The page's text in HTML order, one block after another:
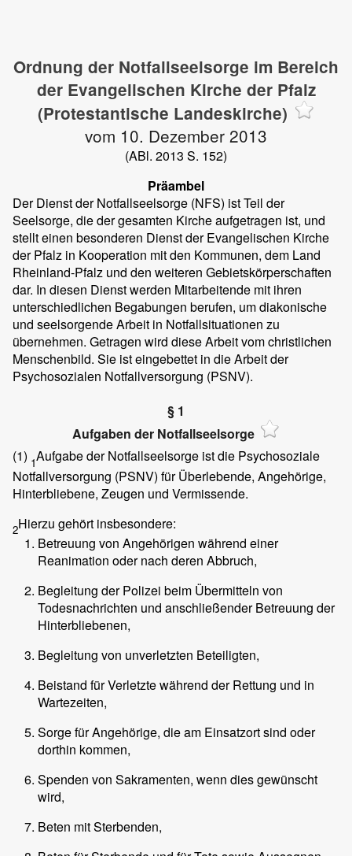
Ordnung der Notfallseelsorge im Bereich
der Evangelischen Kirche der Pfalz
(Protestantische Landeskirche)
vom 10. Dezember 2013
(ABl. 2013 S. 152)
Präambel
Der Dienst der Notfallseelsorge (NFS) ist Teil der
Seelsorge, die der gesamten Kirche aufgetragen ist, und
stellt einen besonderen Dienst der Evangelischen Kirche
der Pfalz in Kooperation mit den Kommunen, dem Land
Rheinland-Pfalz und den weiteren Gebietskörperschaften
dar. In diesen Dienst werden Mitarbeitende mit ihren
unterschiedlichen Begabungen berufen, um diakonische
und seelsorgende Arbeit in Notfallsituationen zu
übernehmen. Getragen wird diese Arbeit vom christlichen
Menschenbild. Sie ist eingebettet in die Arbeit der
Psychosozialen Notfallversorgung (PSNV).
§ 1
Aufgaben der Notfallseelsorge
(1) 1Aufgabe der Notfallseelsorge ist die Psychosoziale
Notfallversorgung (PSNV) für Überlebende, Angehörige,
Hinterbliebene, Zeugen und Vermissende.
2Hierzu gehört insbesondere:
Betreuung von Angehörigen während einer
Reanimation oder nach deren Abbruch,
Begleitung der Polizei beim Übermitteln von
Todesnachrichten und anschließender Betreuung der
Hinterbliebenen,
Begleitung von unverletzten Beteiligten,
Beistand für Verletzte während der Rettung und in
Wartezeiten,
Sorge für Angehörige, die am Einsatzort sind oder
dorthin kommen,
Spenden von Sakramenten, wenn dies gewünscht
wird,
Beten mit Sterbenden,